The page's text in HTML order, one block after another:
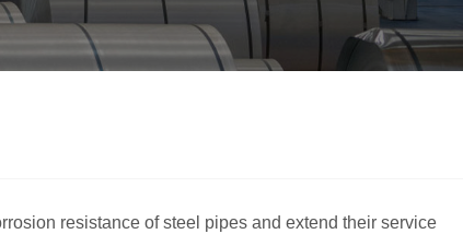
resistance of steel pipes and extend their service